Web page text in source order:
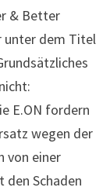
& Better
unter dem Titel
E.ON fordern
wegen der
von einer
den Schaden